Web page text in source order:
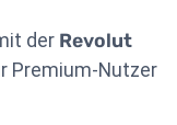
der Revolut
Premium-Nutzer